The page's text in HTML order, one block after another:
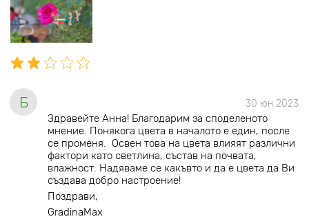
Б 30 юн 2023
Здравейте Анна! Благодарим за споделеното
мнение. Понякога цвета в началото е един, после
се променя. Освен това на цвета влияят различни
фактори като светлина, състав на почвата,
влажност. Надяваме се какъвто и да е цвета да Ви
създава добро настроение!
Поздрави,
GradinaMax